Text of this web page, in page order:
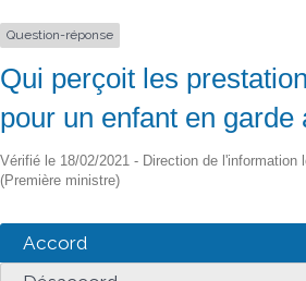
Question-réponse
Qui perçoit les
pour un enfant en garde
Vérifié le 18/02/2021 - Direction de l'information
(Première ministre)
Accord